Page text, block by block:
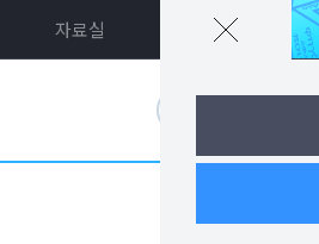
자료실 던파ON로그인